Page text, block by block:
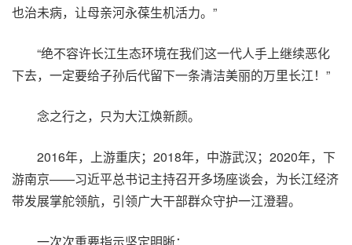
也治未病，让母亲河永葆生机活力。”
“绝不容许长江生态环境在我们这一代人手上继续恶化
下去，一定要给子孙后代留下一条清洁美丽的万里长江！”
念之行之，只为大江焕新颜。
2016年，上游重庆；2018年，中游武汉；2020年，下
游南京——习近平总书记主持召开多场座谈会，为长江经济
带发展掌舵领航，引领广大干部群众守护一江澄碧。